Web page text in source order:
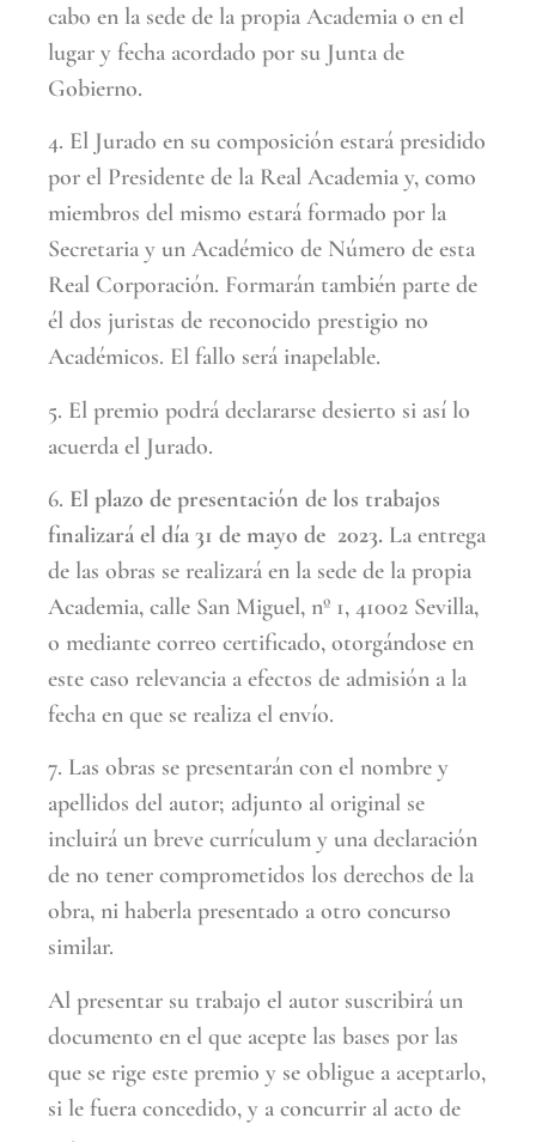
cabo en la sede de la propia Academia o en el
lugar y fecha acordado por su Junta de
Gobierno.
4. El Jurado en su composición estará presidido
por el Presidente de la Real Academia y, como
miembros del mismo estará formado por la
Secretaria y un Académico de Número de esta
Real Corporación. Formarán también parte de
él dos juristas de reconocido prestigio no
Académicos. El fallo será inapelable.
5. El premio podrá declararse desierto si así lo
acuerda el Jurado.
6. El plazo de presentación de los trabajos
finalizará el día 31 de mayo de 2023. La entrega
de las obras se realizará en la sede de la propia
Academia, calle San Miguel, nº 1, 41002 Sevilla,
o mediante correo certificado, otorgándose en
este caso relevancia a efectos de admisión a la
fecha en que se realiza el envío.
7. Las obras se presentarán con el nombre y
apellidos del autor; adjunto al original se
incluirá un breve currículum y una declaración
de no tener comprometidos los derechos de la
obra, ni haberla presentado a otro concurso
similar.
Al presentar su trabajo el autor suscribirá un
documento en el que acepte las bases por las
que se rige este premio y se obligue a aceptarlo,
si le fuera concedido, y a concurrir al acto de